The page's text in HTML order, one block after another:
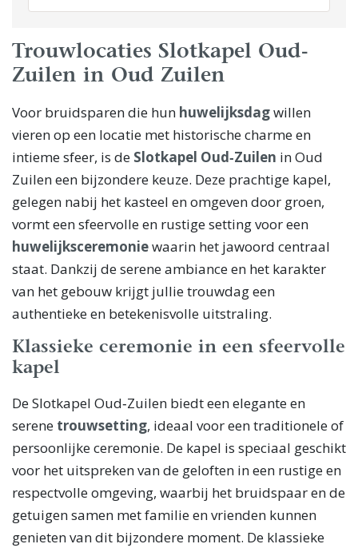
Trouwlocaties Slotkapel Oud-
Zuilen in Oud Zuilen
Voor bruidsparen die hun huwelijksdagwillen
vieren op een locatie met historische charme en
intieme sfeer, is de Slotkapel Oud‑Zuilen in Oud
Zuilen een bijzondere keuze. Deze prachtige kapel,
gelegen nabij het kasteel en omgeven door groen,
vormt een sfeervolle en rustige setting voor een
huwelijksceremoniewaarin het jawoord centraal
staat. Dankzij de serene ambiance en het karakter
van het gebouw krijgt jullie trouwdag een
authentieke en betekenisvolle uitstraling.
Klassieke ceremonie in een sfeervolle
kapel
De Slotkapel Oud‑Zuilen biedt een elegante en
serene trouwsetting, ideaal voor een traditionele of
persoonlijke ceremonie. De kapel is speciaal geschikt
voor het uitspreken van de geloften in een rustige en
respectvolle omgeving, waarbij het bruidspaar en de
getuigen samen met familie en vrienden kunnen
genieten van dit bijzondere moment. De klassieke